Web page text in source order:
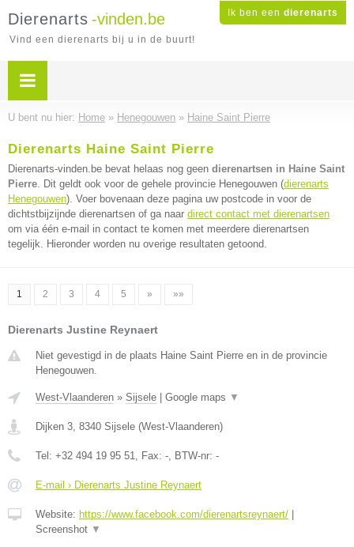
Ik ben een dierenarts
Dierenarts -vinden.be
Vind een dierenarts bij u in de buurt!
U bent nu hier: Home » Henegouwen » Haine Saint Pierre
Dierenarts Haine Saint Pierre
Dierenarts-vinden.be bevat helaas nog geen dierenartsen in Haine Saint
Pierre. Dit geldt ook voor de gehele provincie Henegouwen (dierenarts
Henegouwen). Voer bovenaan deze pagina uw postcode in voor de
dichtstbijzijnde dierenartsen of ga naar direct contact met dierenartsen
om via één e-mail in contact te komen met meerdere dierenartsen
tegelijk. Hieronder worden nu overige resultaten getoond.
1 2 3 4 5 » »»
Dierenarts Justine Reynaert
Niet gevestigd in de plaats Haine Saint Pierre en in de provincie
Henegouwen.
West-Vlaanderen » Sijsele Google maps ▼
Dijken 3, 8340 Sijsele (West-Vlaanderen)
Tel: +32 494 19 95 51, Fax: -, BTW-nr: -
E-mail › Dierenarts Justine Reynaert
Website: https://www.facebook.com/dierenartsreynaert/
Screenshot ▼